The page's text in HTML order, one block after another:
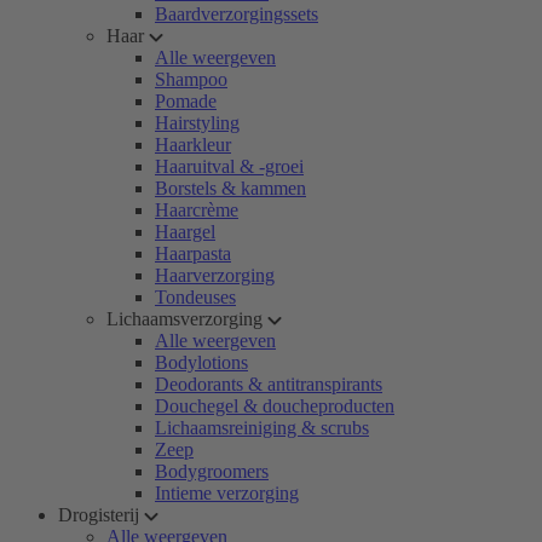
Baardverzorgingssets
Haar
Alle weergeven
Shampoo
Pomade
Hairstyling
Haarkleur
Haaruitval & -groei
Borstels & kammen
Haarcrème
Haargel
Haarpasta
Haarverzorging
Tondeuses
Lichaamsverzorging
Alle weergeven
Bodylotions
Deodorants & antitranspirants
Douchegel & doucheproducten
Lichaamsreiniging & scrubs
Zeep
Bodygroomers
Intieme verzorging
Drogisterij
Alle weergeven